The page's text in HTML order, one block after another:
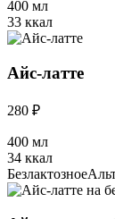
400 мл
33 ккал
Айс-латте
280 ₽
400 мл
34 ккал
Безлактозное